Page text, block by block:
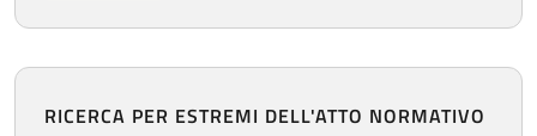
RICERCA PER ESTREMI DELL'ATTO NORMATIVO